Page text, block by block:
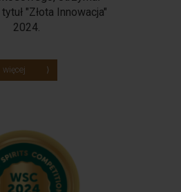
"Złota Innowacja"
2024.
więcej ⟩